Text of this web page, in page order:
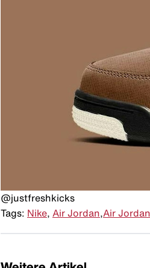
@justfreshkicks
Tags: Nike, Air Jordan,Air